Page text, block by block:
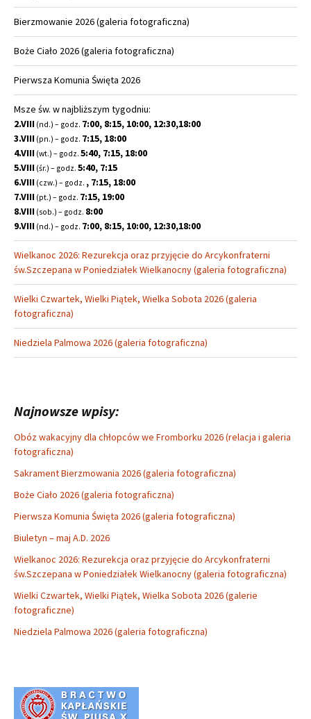
Bierzmowanie 2026 (galeria fotograficzna)
Boże Ciało 2026 (galeria fotograficzna)
Pierwsza Komunia Święta 2026
Msze św. w najbliższym tygodniu:
2.VIII (nd.) – godz. 7:00, 8:15, 10:00, 12:30,18:00
3.VIII (pn.) – godz. 7:15, 18:00
4.VIII (wt.) – godz. 5:40, 7:15, 18:00
5.VIII (śr.) – godz. 5:40, 7:15
6.VIII (czw.) – godz. , 7:15, 18:00
7.VIII (pt.) – godz. 7:15, 19:00
8.VIII (sob.) – godz. 8:00
9.VIII (nd.) – godz. 7:00, 8:15, 10:00, 12:30,18:00
Wielkanoc 2026: Rezurekcja oraz przyjęcie do Arcykonfraterni
św.Szczepana w Poniedziałek Wielkanocny (galeria fotograficzna)
Wielki Czwartek, Wielki Piątek, Wielka Sobota 2026 (galeria
fotograficzna)
Niedziela Palmowa 2026 (galeria fotograficzna)
Najnowsze wpisy:
Obóz wakacyjny dla chłopców we Fromborku 2026 (relacja i galeria
fotograficzna)
Sakrament Bierzmowania 2026 (galeria fotograficzna)
Boże Ciało 2026 (galeria fotograficzna)
Pierwsza Komunia Święta 2026 (galeria fotograficzna)
Biuletyn – maj A.D. 2026
Wielkanoc 2026: Rezurekcja oraz przyjęcie do Arcykonfraterni
św.Szczepana w Poniedziałek Wielkanocny (galeria fotograficzna)
Wielki Czwartek, Wielki Piątek, Wielka Sobota 2026 (galerie
fotograficzne)
Niedziela Palmowa 2026 (galeria fotograficzna)